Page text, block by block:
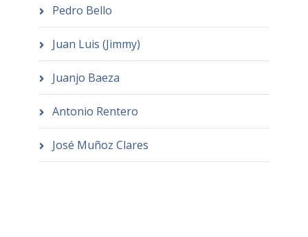
Pedro Bello
Juan Luis (Jimmy)
Juanjo Baeza
Antonio Rentero
José Muñoz Clares